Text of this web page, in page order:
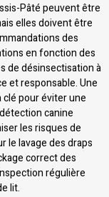
Pâté peuvent être
elles doivent être
des
en fonction des
de désinsectisation à
et responsable. Une
pour éviter une
canine
les risques de
le lavage des draps
correct des
régulière
lit.